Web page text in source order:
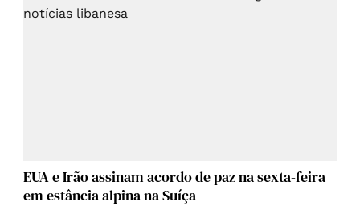
EUA e Irão assinam acordo de paz na sexta-feira
em estância alpina na Suíça